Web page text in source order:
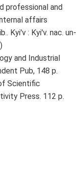
professional and
affairs
Kyi'v : Kyi'v. nac. un-
and Industrial
Pub, 148 p.
Scientific
Press. 112 p.